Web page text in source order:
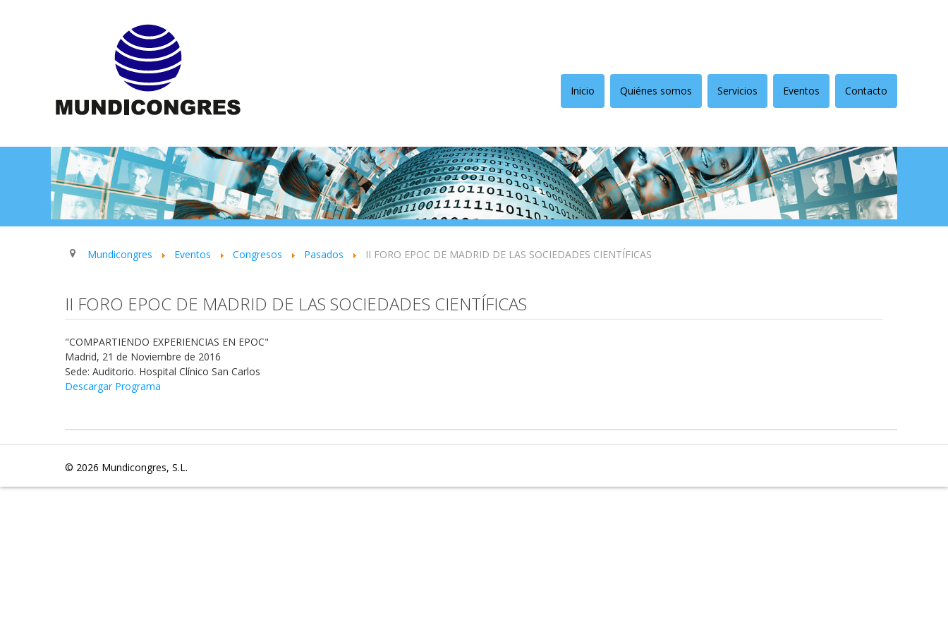
Inicio Quiénes somos Servicios Eventos Contacto
Mundicongres Eventos Congresos Pasados II FORO EPOC DE MADRID DE LAS SOCIEDADES CIENTÍFICAS
II FORO EPOC DE MADRID DE LAS SOCIEDADES CIENTÍFICAS
"COMPARTIENDO EXPERIENCIAS EN EPOC"
Madrid, 21 de Noviembre de 2016
Sede: Auditorio. Hospital Clínico San Carlos
Descargar Programa
© 2026 Mundicongres, S.L.